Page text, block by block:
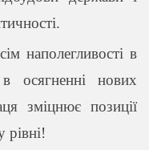
наполегливості в
осягненні нових
зміцнює позиції
рівні!